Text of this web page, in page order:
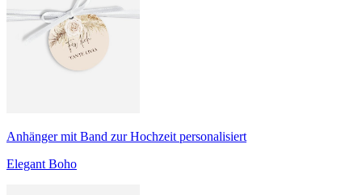
Anhänger mit Band zur Hochzeit personalisiert
Elegant Boho